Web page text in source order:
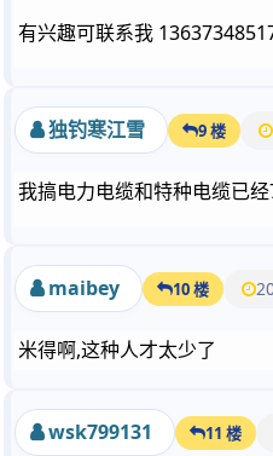
有兴趣可联系我
独钓寒江雪 9 楼
我搞电力电缆和特种电缆已
maibey 10 楼
米得啊,这种人才太少了
wsk799131 11 楼